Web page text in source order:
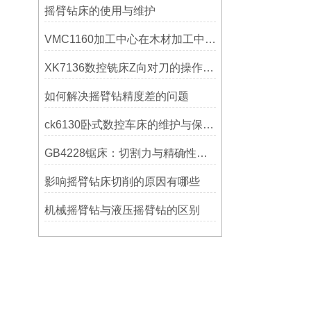
摇臂钻床的使用与维护
VMC1160加工中心在木材加工中的应用
XK7136数控铣床Z向对刀的操作方法
如何解决摇臂钻精度差的问题
ck6130卧式数控车床的维护与保养策略
GB4228锯床：切割力与精确性的结合
影响摇臂钻床切削的原因有哪些
机械摇臂钻与液压摇臂钻的区别